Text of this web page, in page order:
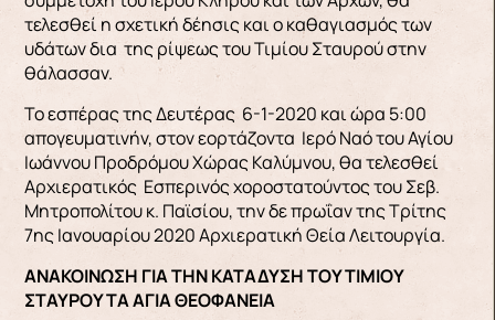
τελεσθεί η σχετική δέησις και ο καθαγιασμός των
υδάτων δια της ρίψεως του Τιμίου Σταυρού στην
θάλασσαν.
Το εσπέρας της Δευτέρας 6-1-2020 και ώρα 5:00
απογευματινήν, στον εορτάζοντα Ιερό Ναό του Αγίου
Ιωάννου Προδρόμου Χώρας Καλύμνου, θα τελεσθεί
Αρχιερατικός Εσπερινός χοροστατούντος του Σεβ.
Μητροπολίτου κ. Παϊσίου, την δε πρωΐαν της Τρίτης
7ης Ιανουαρίου 2020 Αρχιερατική Θεία Λειτουργία.
ΑΝΑΚΟΙΝΩΣΗ ΓΙΑ ΤΗΝ ΚΑΤΑΔΥΣΗ ΤΟΥ ΤΙΜΙΟΥ
ΣΤΑΥΡΟΥ ΤΑ ΑΓΙΑ ΘΕΟΦΑΝΕΙΑ